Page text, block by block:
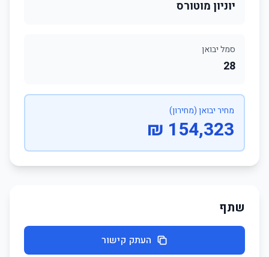
יוניון מוטורס
סמל יבואן
28
מחיר יבואן (מחירון)
154,323 ₪
שתף
העתק קישור